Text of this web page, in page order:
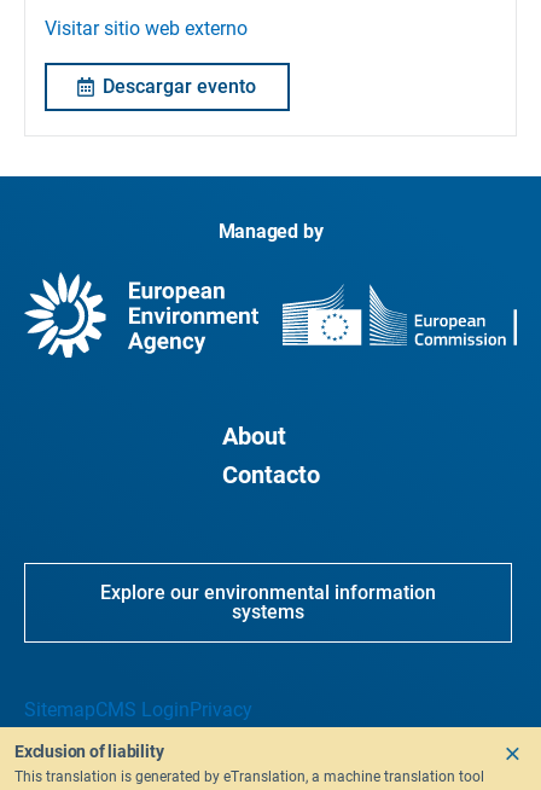
Visitar sitio web externo
Descargar evento
Managed by
About
Contacto
Explore our environmental information
systems
SitemapCMS LoginPrivacy
Exclusion of liability
This translation is generated by eTranslation, a machine translation tool